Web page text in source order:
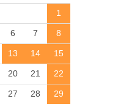
1
6 7 8
13 14 15
20 21 22
27 28 29